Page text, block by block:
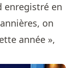
enregistré en
on
année »,